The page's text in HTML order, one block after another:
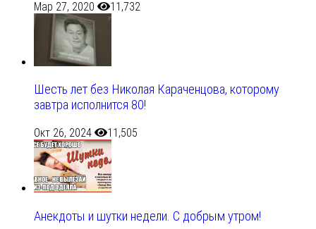
Мар 27, 2020 11,732
Шесть лет без Николая Караченцова, которому
завтра исполнится 80!
Окт 26, 2024 11,505
Анекдоты и шутки недели. С добрым утром!